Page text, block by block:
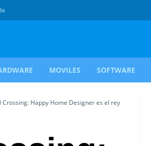
MOVILES SOFTWARE
Crossing: Happy Home Designer es el rey